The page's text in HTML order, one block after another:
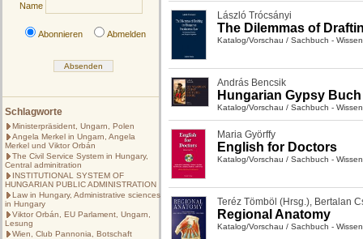
Name
Abonnieren Abmelden
Schlagworte
Ministerpräsident, Ungarn, Polen
Angela Merkel in Ungarn, Angela
Merkel und Viktor Orbán
The Civil Service System in Hungary,
Central adminitration
INSTITUTIONAL SYSTEM OF
HUNGARIAN PUBLIC ADMINISTRATION
Law in Hungary, Administrative sciences
in Hungary
Viktor Orbán, EU Parlament, Ungarn,
Lesung
Wien, Club Pannonia, Botschaft
László Trócsányi
The Dilemmas of
Katalog/Vorschau / Sachbuch -
András Bencsik
Hungarian Gypsy Buch
Katalog/Vorschau / Sachbuch -
Maria Györffy
English for Doctors
Katalog/Vorschau / Sachbuch -
Teréz Tömböl (Hrsg.), Bertalan
Regional Anatomy
Katalog/Vorschau / Sachbuch -